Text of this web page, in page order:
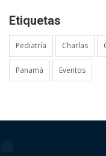
Etiquetas
Pediatría Charlas
Panamá Eventos